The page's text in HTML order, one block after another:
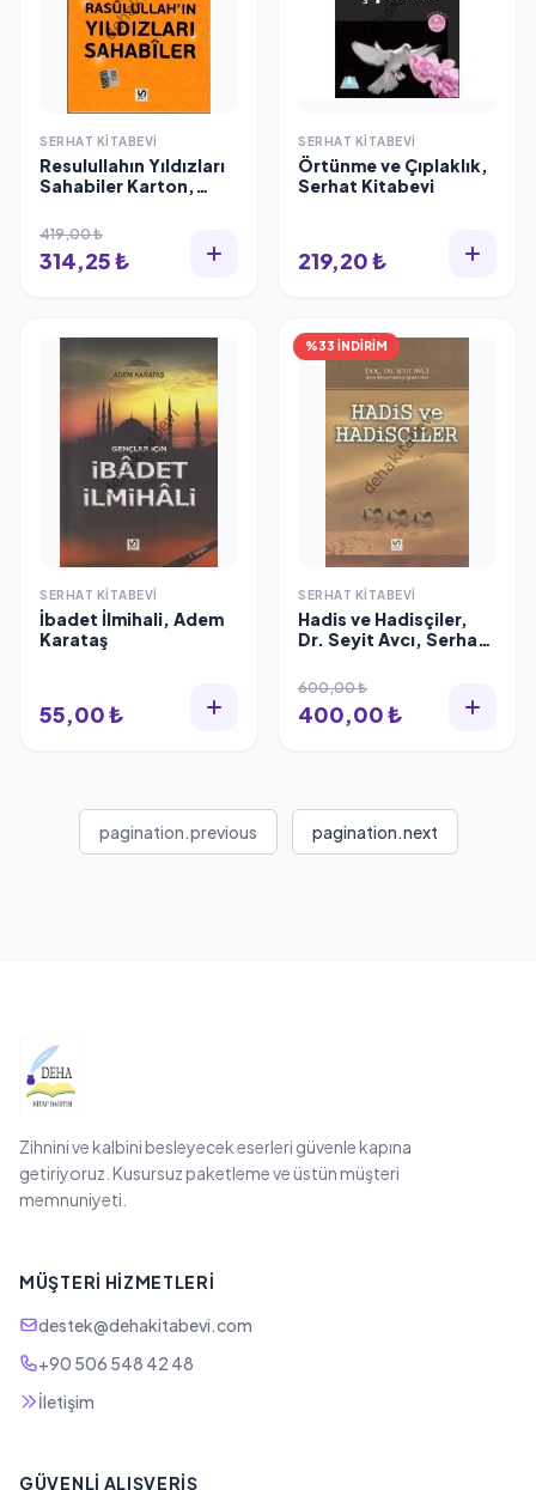
SERHAT KITABEVI
Resulullahın Yıldızları
Sahabiler Karton,
419,00 ₺
314,25 ₺
SERHAT KITABEVI
Örtünme ve Çıplaklık,
Serhat Kitabevi
219,20 ₺
SERHAT KITABEVI
İbadet İlmihali, Adem
Karataş
55,00 ₺
%33 İNDİRİM
SERHAT KITABEVI
Hadis ve Hadisçiler,
Dr. Seyit Avcı, Serhat
600,00 ₺
400,00 ₺
pagination.previous pagination.next
Zihnini ve kalbini besleyecek eserleri güvenle kapına
getiriyoruz. Kusursuz paketleme ve üstün müşteri
memnuniyeti.
MÜŞTERI HIZMETLERI
destek@dehakitabevi.com
+90 506 548 42 48
İletişim
GÜVENLI ALIŞVERIŞ